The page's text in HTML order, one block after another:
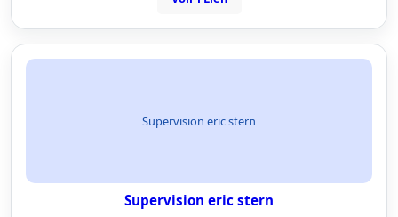
Supervision eric stern
Supervision eric stern